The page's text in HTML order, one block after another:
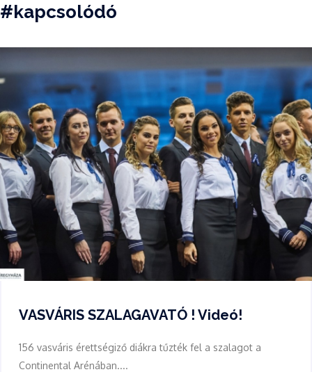
#kapcsolódó
VASVÁRIS SZALAGAVATÓ ! Videó!
156 vasváris érettségiző diákra tűzték fel a szalagot a
Continental Arénában....